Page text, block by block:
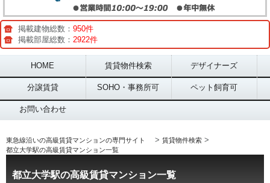
掲載建物総数： 950件
掲載部屋総数： 2922件
Main menu
HOME 賃貸物件検索 デザイナーズ
分譲賃貸 SOHO・事務所可 ペット飼育可
お問い合わせ
東急線沿いの高級賃貸マンションの専門サイト > 賃貸物件検索 >
都立大学駅の高級賃貸マンション一覧
都立大学駅の高級賃貸マンション一覧